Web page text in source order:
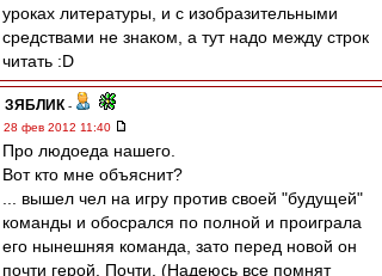
уроках литературы, и с изобразительными
средствами не знаком, а тут надо между строк
читать :D
ЗЯБЛИК -
28 фев 2012 11:40
Про людоеда нашего.
Вот кто мне объяснит?
... вышел чел на игру против своей "будущей"
команды и обосрался по полной и проиграла
его нынешняя команда, зато перед новой он
почти герой. Почти. (Надеюсь все помнят